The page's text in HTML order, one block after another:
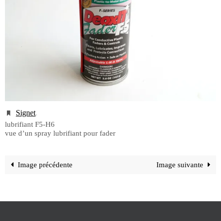
Signet.
lubrifiant F5-H6
vue d’un spray lubrifiant pour fader
Image précédente Image suivante